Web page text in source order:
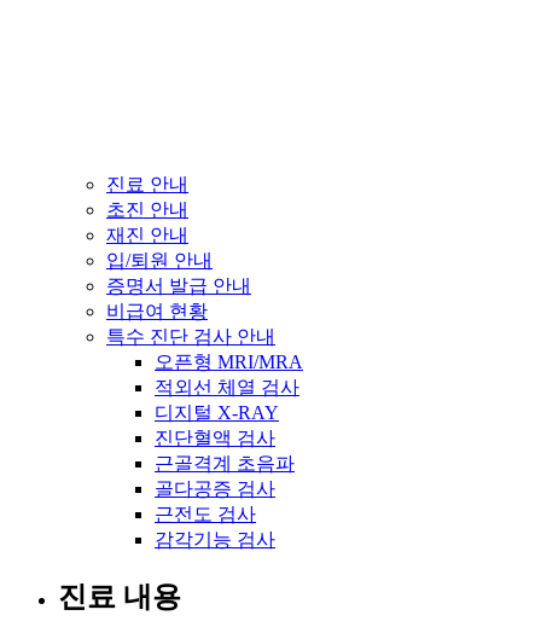
진료 안내
초진 안내
재진 안내
입/퇴원 안내
증명서 발급 안내
비급여 현황
특수 진단 검사 안내
오픈형 MRI/MRA
적외선 체열 검사
디지털 X-RAY
진단혈액 검사
근골격계 초음파
골다공증 검사
근전도 검사
감각기능 검사
진료 내용